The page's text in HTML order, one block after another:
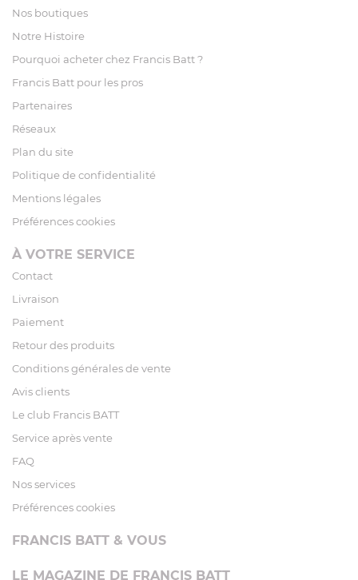
Nos boutiques
Notre Histoire
Pourquoi acheter chez Francis Batt ?
Francis Batt pour les pros
Partenaires
Réseaux
Plan du site
Politique de confidentialité
Mentions légales
Préférences cookies
À VOTRE SERVICE
Contact
Livraison
Paiement
Retour des produits
Conditions générales de vente
Avis clients
Le club Francis BATT
Service après vente
FAQ
Nos services
Préférences cookies
FRANCIS BATT & VOUS
LE MAGAZINE DE FRANCIS BATT